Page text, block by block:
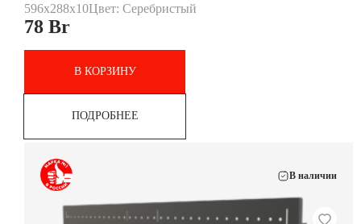
596x288x10Цвет: Серебристый
78 Br
В КОРЗИНУ
ПОДРОБНЕЕ
В наличии